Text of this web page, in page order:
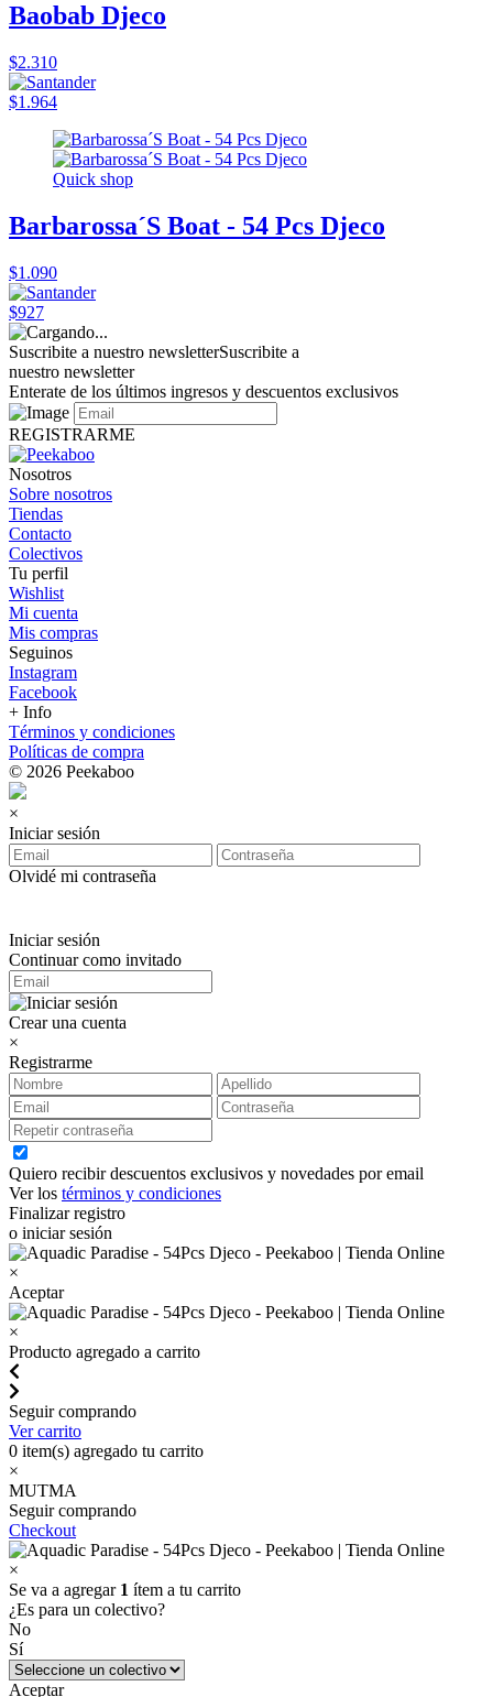
Baobab Djeco
$2.310
$1.964
Quick shop
Barbarossa´S Boat - 54 Pcs Djeco
$1.090
$927
Suscribite a nuestro newsletterSuscribite a
nuestro newsletter
Enterate de los últimos ingresos y descuentos exclusivos
REGISTRARME
Nosotros
Sobre nosotros
Tiendas
Contacto
Colectivos
Tu perfil
Wishlist
Mi cuenta
Mis compras
Seguinos
Instagram
Facebook
+ Info
Términos y condiciones
Políticas de compra
© 2026 Peekaboo
×
Iniciar sesión
Olvidé mi contraseña
Iniciar sesión
Continuar como invitado
Crear una cuenta
×
Registrarme
Quiero recibir descuentos exclusivos y novedades por email
Ver los términos y condiciones
Finalizar registro
o iniciar sesión
×
Aceptar
×
Producto agregado a carrito
Seguir comprando
Ver carrito
0 item(s) agregado tu carrito
×
MUTMA
Seguir comprando
Checkout
×
Se va a agregar 1 ítem a tu carrito
¿Es para un colectivo?
No
Sí
Aceptar